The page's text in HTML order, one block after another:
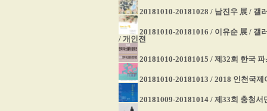
20181010-20181028 / 남진우 展 / 갤
20181010-20181016 / 이유순 展 / 갤
/ 개인전
20181010-20181015 / 제32회 한국
20181010-20181013 / 2018 인천국
20181009-20181014 / 제33회 충청